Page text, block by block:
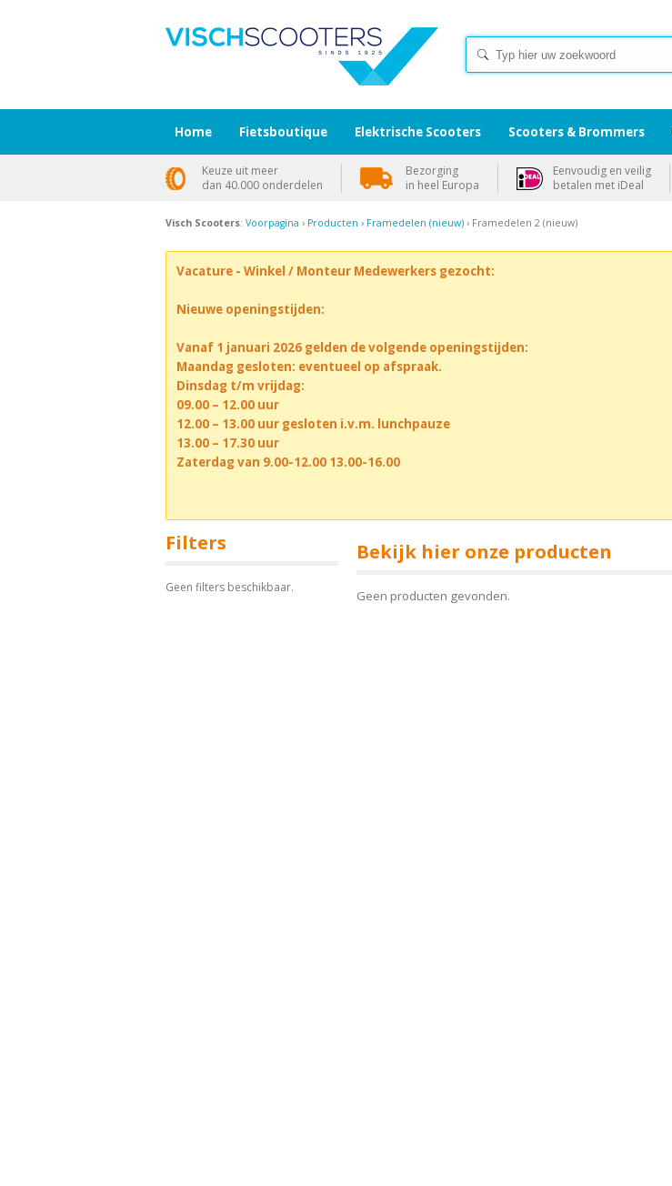
Visch Scooters: Voorpagina › Producten › Framedelen (nieuw) › Framedelen 2 (nieuw)
Vacature - Winkel / Monteur Medewerkers gezocht:
Nieuwe openingstijden:
Vanaf 1 januari 2026 gelden de volgende openingstijden:
Maandag gesloten: eventueel op afspraak.
Dinsdag t/m vrijdag:
09.00 – 12.00 uur
12.00 – 13.00 uur gesloten i.v.m. lunchpauze
13.00 – 17.30 uur
Zaterdag van 9.00-12.00 13.00-16.00
Filters
Geen filters beschikbaar.
Bekijk hier onze producten
Geen producten gevonden.
Home Fietsboutique Elektrische Scooters Scooters & Brommers
Keuze uit meer
dan 40.000 onderdelen
Bezorging
in heel Europa
Eenvoudig en veilig
betalen met iDeal